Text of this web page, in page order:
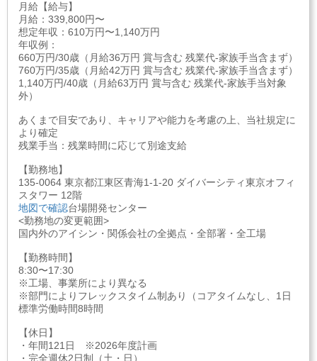
月給【給与】
月給：339,800円〜
想定年収：610万円〜1,140万円
年収例：
660万円/30歳（月給36万円 賞与含む 残業代-家族手当含まず）
760万円/35歳（月給42万円 賞与含む 残業代-家族手当含まず）
1,140万円/40歳（月給63万円 賞与含む 残業代-家族手当対象
外）
あくまで目安であり、キャリアや能力を考慮の上、当社規定に
より確定
残業手当：残業時間に応じて別途支給
【勤務地】
135-0064 東京都江東区青海1-1-20 ダイバーシティ東京オフィ
スタワー 12階
地図で確認台場開発センター
<勤務地の変更範囲>
国内外のアイシン・関係会社の全拠点・全部署・全工場
【勤務時間】
8:30〜17:30
※工場、事業所により異なる
※部門によりフレックスタイム制あり（コアタイムなし、1日
標準労働時間8時間
【休日】
・年間121日 ※2026年度計画
・完全週休2日制（土・日）